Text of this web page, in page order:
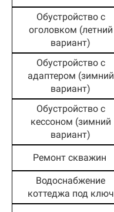
Обустройство с
оголовком (летний
вариант)
Обустройство с
адаптером (зимний
вариант)
Обустройство с
кессоном (зимний
вариант)
Ремонт скважин
Водоснабжение
коттеджа под ключ